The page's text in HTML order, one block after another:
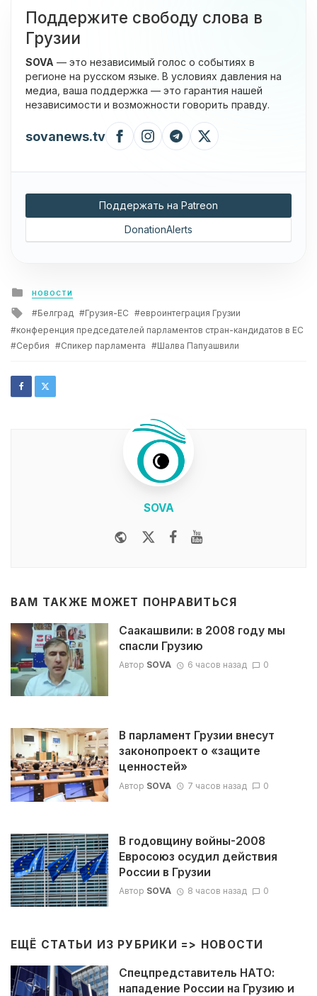
Поддержите свободу слова в
Грузии
SOVA — это независимый голос о событиях в
регионе на русском языке. В условиях давления на
медиа, ваша поддержка — это гарантия нашей
независимости и возможности говорить правду.
sovanews.tv
Поддержать на Patreon
DonationAlerts
Posted
in
НОВОСТИ
Tagged
with
Белград Грузия-ЕС
евроинтеграция Грузии
конференция председателей парламентов стран-кандидатов в ЕС
Сербия
Спикер парламента Шалва Папуашвили
SOVA
WebsiteTwitterFacebook
ВАМ ТАКЖЕ МОЖЕТ ПОНРАВИТЬСЯ
Саакашвили: в 2008 году мы
спасли Грузию
Автор SOVA 6 часов назад 0
В парламент Грузии внесут
законопроект о «защите
ценностей»
Автор SOVA 7 часов назад 0
В годовщину войны-2008
Евросоюз осудил действия
России в Грузии
Автор SOVA 8 часов назад 0
ЕЩЁ СТАТЬИ ИЗ РУБРИКИ => НОВОСТИ
Спецпредставитель НАТО:
нападение России на Грузию и